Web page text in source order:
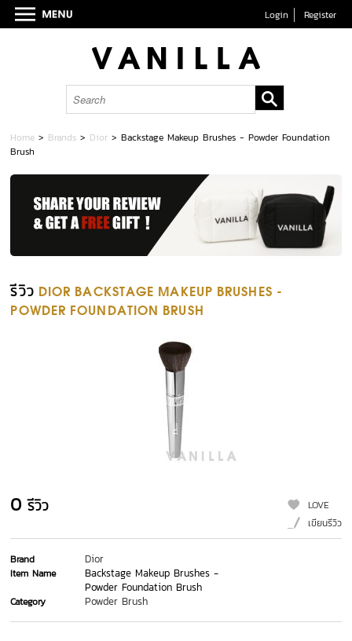
Login Register
Home > Brands > Dior >Backstage Makeup Brushes - Powder Foundation
Brush
รีวิว DIOR BACKSTAGE MAKEUP BRUSHES -
POWDER FOUNDATION BRUSH
0 รีวิว
LOVE
เขียนรีวิว
Brand Dior
Item Name
Backstage Makeup Brushes -
Powder Foundation Brush
Category Powder Brush